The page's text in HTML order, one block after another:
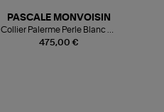
475,00 €
PASCALE MONVOISIN
Collier Palerme Perle Blanc Or
Jaune